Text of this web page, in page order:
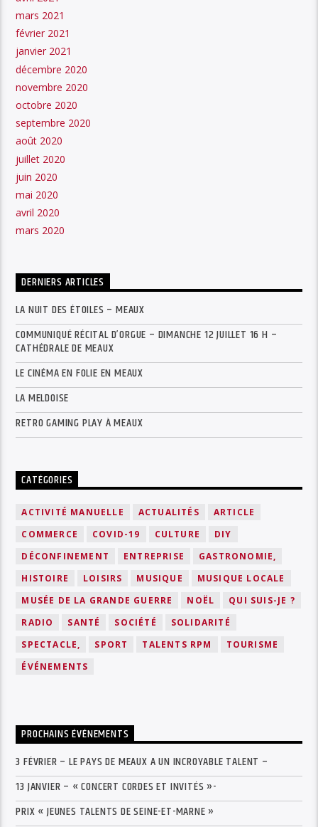
mars 2021
février 2021
janvier 2021
décembre 2020
novembre 2020
octobre 2020
septembre 2020
août 2020
juillet 2020
juin 2020
mai 2020
avril 2020
mars 2020
DERNIERS ARTICLES
LA NUIT DES ÉTOILES – MEAUX
COMMUNIQUÉ RÉCITAL D’ORGUE – DIMANCHE 12 JUILLET 16 H –
CATHÉDRALE DE MEAUX
LE CINÉMA EN FOLIE EN MEAUX
LA MELDOISE
RETRO GAMING PLAY À MEAUX
CATÉGORIES
ACTIVITÉ MANUELLE ACTUALITÉS
ARTICLE
COMMERCE
COVID-19 CULTURE
DIY
DÉCONFINEMENT
ENTREPRISE
GASTRONOMIE,
HISTOIRE
LOISIRS MUSIQUE
MUSIQUE LOCALE
MUSÉE DE LA GRANDE GUERRE
NOËL
QUI SUIS-JE ?
RADIO
SANTÉ SOCIÉTÉ
SOLIDARITÉ
SPECTACLE,
SPORT TALENTS RPM
TOURISME
ÉVÉNEMENTS
PROCHAINS ÉVÉNEMENTS
3 FÉVRIER – LE PAYS DE MEAUX A UN INCROYABLE TALENT –
13 JANVIER – « CONCERT CORDES ET INVITÉS »-
PRIX « JEUNES TALENTS DE SEINE-ET-MARNE »